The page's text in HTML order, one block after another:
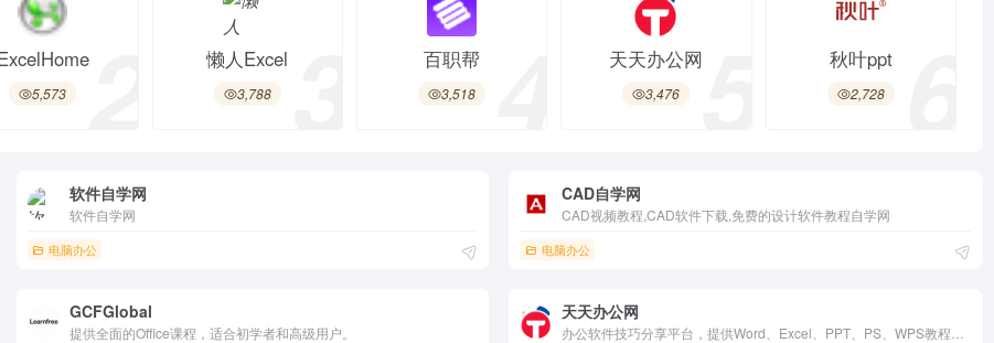
5,573 2 懒人Excel
3,788
百职帮
3,518
天天办公网
3,476 5 秋叶ppt
2,728
软件自学网
软件自学网
电脑办公
CAD自学网
CAD视频教程,CAD软件下载,免费的设计软件教程自学网
电脑办公
GCFGlobal
提供全面的Office课程，适合初学者和高级用户。
天天办公网